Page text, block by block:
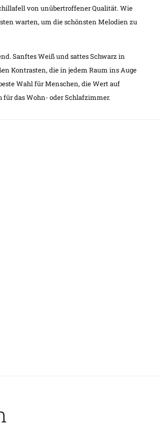
von unübertroffener Qualität. Wie
warten, um die schönsten Melodien zu
Sanftes Weiß und sattes Schwarz in
Kontrasten, die in jedem Raum ins Auge
Wahl für Menschen, die Wert auf
für das Wohn- oder Schlafzimmer.